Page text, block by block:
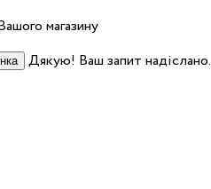
магазину
Дякую! Ваш запит надіслано.